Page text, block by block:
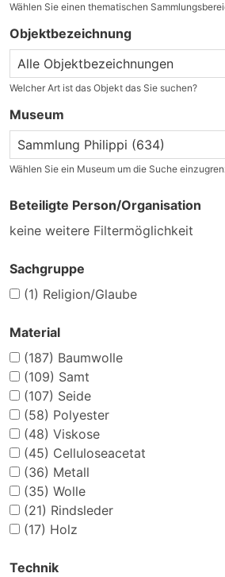
Wählen Sie einen thematischen
Objektbezeichnung
Welcher Art ist das Objekt das Sie suchen?
Museum
Wählen Sie ein Museum um die Suche
Beteiligte Person/Organisation
keine weitere Filtermöglichkeit
Sachgruppe
(1) Religion/Glaube
Material
(187) Baumwolle
(109) Samt
(107) Seide
(58) Polyester
(48) Viskose
(45) Celluloseacetat
(36) Metall
(35) Wolle
(21) Rindsleder
(17) Holz
Technik